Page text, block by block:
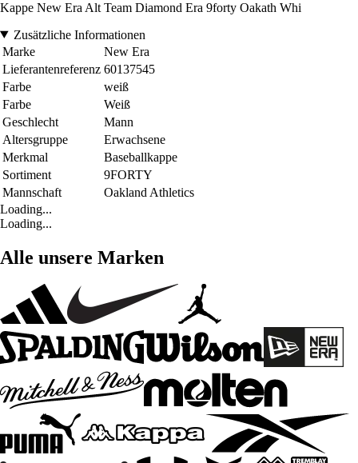
Kappe New Era Alt Team Diamond Era 9forty Oakath Whi
Zusätzliche Informationen
Marke
New Era
Lieferantenreferenz 60137545
Farbe
weiß
Farbe
Weiß
Geschlecht
Mann
Altersgruppe
Erwachsene
Merkmal
Baseballkappe
Sortiment
9FORTY
Mannschaft
Oakland Athletics
Loading...
Loading...
Alle unsere Marken